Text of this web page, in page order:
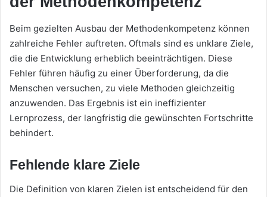
Beim gezielten Ausbau der Methodenkompetenz können
zahlreiche Fehler auftreten. Oftmals sind es unklare Ziele,
die die Entwicklung erheblich beeinträchtigen. Diese
Fehler führen häufig zu einer Überforderung, da die
Menschen versuchen, zu viele Methoden gleichzeitig
anzuwenden. Das Ergebnis ist ein ineffizienter
Lernprozess, der langfristig die gewünschten Fortschritte
behindert.
Fehlende klare Ziele
Die Definition von klaren Zielen ist entscheidend für den